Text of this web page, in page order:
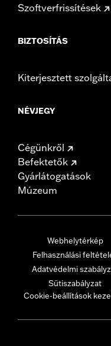
Szoftverfrissítések
BIZTOSÍTÁS
Kiterjesztett
NÉVJEGY
Cégünkről
Befektetők
Gyárlátogatások
Múzeum
Webhelytérkép
Felhasználási
Adatvédelmi
Sütiszabályzat
Cookie-beállítások